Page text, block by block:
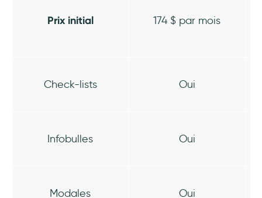
Prix initial 174 $ par mois
Check-lists Oui
Infobulles Oui
Modales Oui